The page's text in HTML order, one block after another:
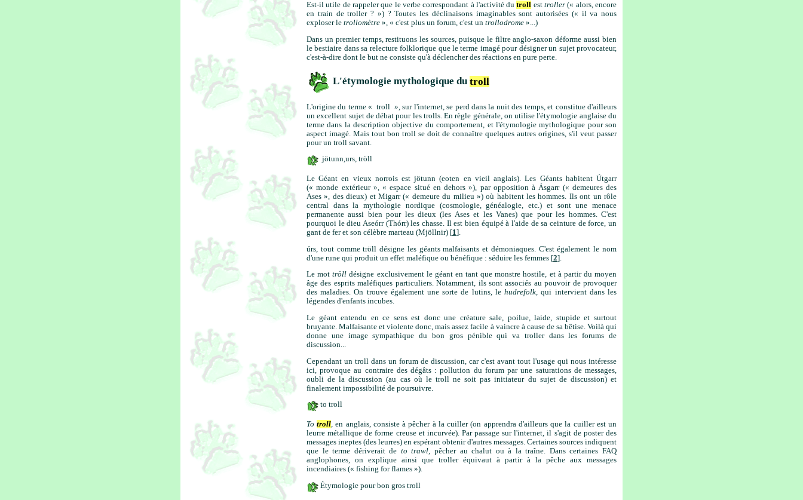
Est-il utile de rappeler que le verbe correspondant à l'activité dutroll esttroller (« alors, encore
en train de troller ? ») ? Toutes les déclinaisons imaginables sont autorisées (« il va nous
exploser le trollomètre », « c'est plus un forum, c'est un trollodrome »...)
Dans un premier temps, restituons les sources, puisque le filtre anglo-saxon déforme aussi bien
le bestiaire dans sa relecture folklorique que le terme imagé pour désigner un sujet provocateur,
c'est-à-dire dont le but ne consiste qu'à déclencher des réactions en pure perte.
L'étymologie mythologique du troll
L'origine du terme « troll », sur l'internet, se perd dans la nuit des temps, et constitue d'ailleurs
un excellent sujet de débat pour les trolls. En règle générale, on utilise l'étymologie anglaise du
terme dans la description objective du comportement, et l'étymologie mythologique pour son
aspect imagé. Mais tout bon troll se doit de connaître quelques autres origines, s'il veut passer
pour un troll savant.
jötunn,urs, tröll
Le Géant en vieux norrois est jötunn (eoten en vieil anglais). Les Géants habitent Útgarr
(« monde extérieur », « espace situé en dehors »), par opposition à Ásgarr (« demeures des
Ases », des dieux) et Migarr (« demeure du milieu ») où habitent les hommes. Ils ont un rôle
central dans la mythologie nordique (cosmologie, généalogie, etc.) et sont une menace
permanente aussi bien pour les dieux (les Ases et les Vanes) que pour les hommes. C'est
pourquoi le dieu Aseórr (Thórr) les chasse. Il est bien équipé à l'aide de sa ceinture de force, un
gant de fer et son célèbre marteau (Mjöllnir) [1].
úrs, tout comme tröll désigne les géants malfaisants et démoniaques. C'est également le nom
d'une rune qui produit un effet maléfique ou bénéfique : séduire les femmes [2].
Le mottröll désigne exclusivement le géant en tant que monstre hostile, et à partir du moyen
âge des esprits maléfiques particuliers. Notamment, ils sont associés au pouvoir de provoquer
des maladies. On trouve également une sorte de lutins, lehudrefolk, qui intervient dans les
légendes d'enfants incubes.
Le géant entendu en ce sens est donc une créature sale, poilue, laide, stupide et surtout
bruyante. Malfaisante et violente donc, mais assez facile à vaincre à cause de sa bêtise. Voilà qui
donne une image sympathique du bon gros pénible qui va troller dans les forums de
discussion...
Cependant un troll dans un forum de discussion, car c'est avant tout l'usage qui nous intéresse
ici, provoque au contraire des dégâts : pollution du forum par une saturations de messages,
oubli de la discussion (au cas où le troll ne soit pas initiateur du sujet de discussion) et
finalement impossibilité de poursuivre.
to troll
Totroll, en anglais, consiste à pêcher à la cuiller (on apprendra d'ailleurs que la cuiller est un
leurre métallique de forme creuse et incurvée). Par passage sur l'internet, il s'agit de poster des
messages ineptes (des leurres) en espérant obtenir d'autres messages. Certaines sources indiquent
que le terme dériverait de to trawl, pêcher au chalut ou à la traîne. Dans certaines FAQ
anglophones, on explique ainsi que troller équivaut à partir à la pêche aux messages
incendiaires (« fishing for flames »).
Étymologie pour bon gros troll